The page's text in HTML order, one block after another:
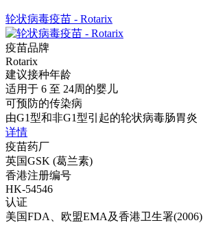
轮状病毒疫苗 - Rotarix
疫苗品牌
Rotarix
建议接种年龄
适用于 6 至 24周的婴儿
可预防的传染病
由G1型和非G1型引起的轮状病毒肠胃炎
详情
疫苗药厂
英国GSK (葛兰素)
香港注册编号
HK-54546
认证
美国FDA、欧盟EMA及香港卫生署(2006)